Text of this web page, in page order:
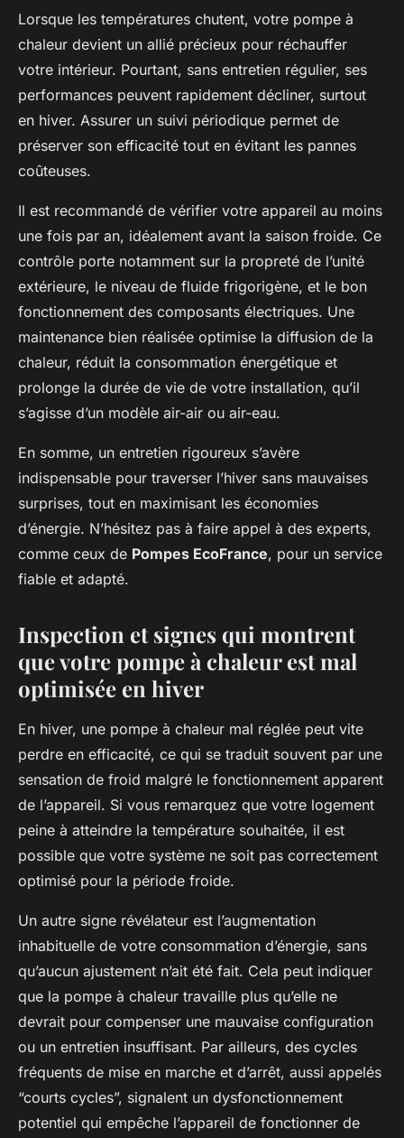
Lorsque les températures chutent, votre pompe à
chaleur devient un allié précieux pour réchauffer
votre intérieur. Pourtant, sans entretien régulier, ses
performances peuvent rapidement décliner, surtout
en hiver. Assurer un suivi périodique permet de
préserver son efficacité tout en évitant les pannes
coûteuses.
Il est recommandé de vérifier votre appareil au moins
une fois par an, idéalement avant la saison froide. Ce
contrôle porte notamment sur la propreté de l’unité
extérieure, le niveau de fluide frigorigène, et le bon
fonctionnement des composants électriques. Une
maintenance bien réalisée optimise la diffusion de la
chaleur, réduit la consommation énergétique et
prolonge la durée de vie de votre installation, qu’il
s’agisse d’un modèle air-air ou air-eau.
En somme, un entretien rigoureux s’avère
indispensable pour traverser l’hiver sans mauvaises
surprises, tout en maximisant les économies
d’énergie. N’hésitez pas à faire appel à des experts,
comme ceux de Pompes EcoFrance, pour un service
fiable et adapté.
Inspection et signes qui montrent
que votre pompe à chaleur est mal
optimisée en hiver
En hiver, une pompe à chaleur mal réglée peut vite
perdre en efficacité, ce qui se traduit souvent par une
sensation de froid malgré le fonctionnement apparent
de l’appareil. Si vous remarquez que votre logement
peine à atteindre la température souhaitée, il est
possible que votre système ne soit pas correctement
optimisé pour la période froide.
Un autre signe révélateur est l’augmentation
inhabituelle de votre consommation d’énergie, sans
qu’aucun ajustement n’ait été fait. Cela peut indiquer
que la pompe à chaleur travaille plus qu’elle ne
devrait pour compenser une mauvaise configuration
ou un entretien insuffisant. Par ailleurs, des cycles
fréquents de mise en marche et d’arrêt, aussi appelés
“courts cycles”, signalent un dysfonctionnement
potentiel qui empêche l’appareil de fonctionner de